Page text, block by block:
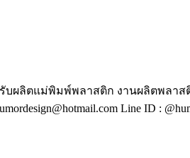
ผลิตแม่พิมพ์พลาสติก งานผลิตพลาส
Line ID :